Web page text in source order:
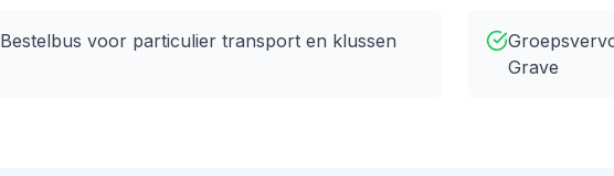
Bestelbus voor particulier transport en klussen
Grave